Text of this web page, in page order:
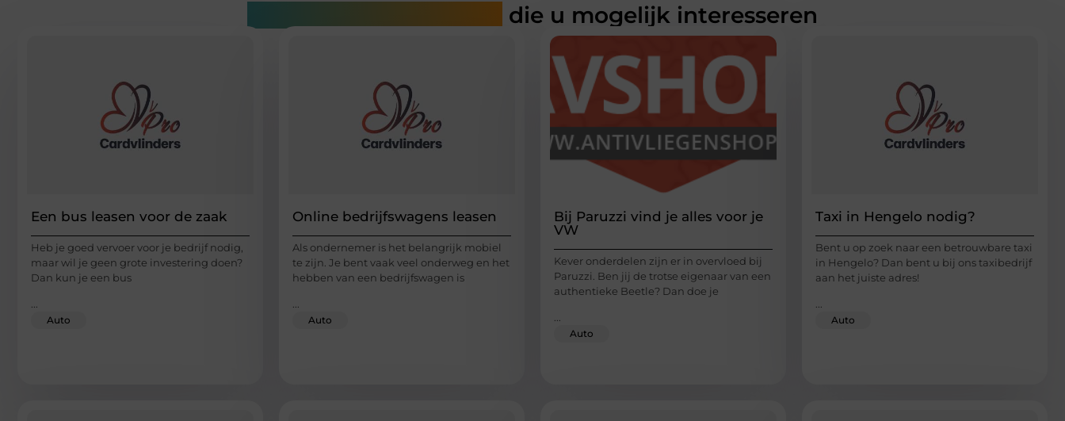
die u mogelijk interesseren
Een bus leasen voor de zaak
Heb je goed vervoer voor je bedrijf nodig,
maar wil je geen grote investering doen?
Dan kun je een bus
...
Auto
Online bedrijfswagens leasen
Als ondernemer is het belangrijk mobiel
te zijn. Je bent vaak veel onderweg en het
hebben van een bedrijfswagen is
...
Auto
Bij Paruzzi vind je alles voor je
VW
Kever onderdelen zijn er in overvloed bij
Paruzzi. Ben jij de trotse eigenaar van een
authentieke Beetle? Dan doe je
...
Auto
Taxi in Hengelo nodig?
Bent u op zoek naar een betrouwbare taxi
in Hengelo? Dan bent u bij ons taxibedrijf
aan het juiste adres!
...
Auto